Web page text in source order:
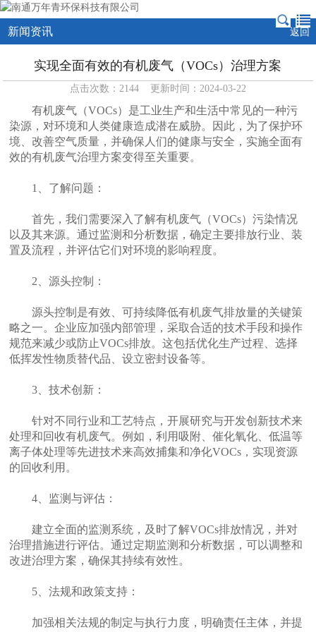
新闻资讯 返回
实现全面有效的有机废气（VOCs）治理方案
点击次数：2144 更新时间：2024-03-22
有机废气（VOCs）是工业生产和生活中常见的一种污
染源，对环境和人类健康造成潜在威胁。因此，为了保护环
境、改善空气质量，并确保人们的健康与安全，实施全面有
效的有机废气治理方案变得至关重要。
1、了解问题：
首先，我们需要深入了解有机废气（VOCs）污染情况
以及其来源。通过监测和分析数据，确定主要排放行业、装
置及流程，并评估它们对环境的影响程度。
2、源头控制：
源头控制是有效、可持续降低有机废气排放量的关键策
略之一。企业应加强内部管理，采取合适的技术手段和操作
规范来减少或防止VOCs排放。这包括优化生产过程、选择
低挥发性物质替代品、设立密封设备等。
3、技术创新：
针对不同行业和工艺特点，开展研究与开发创新技术来
处理和回收有机废气。例如，利用吸附、催化氧化、低温等
离子体处理等先进技术来高效捕集和净化VOCs，实现资源
的回收利用。
4、监测与评估：
建立全面的监测系统，及时了解VOCs排放情况，并对
治理措施进行评估。通过定期监测和分析数据，可以调整和
改进治理方案，确保其持续有效性。
5、法规和政策支持：
加强相关法规的制定与执行力度，明确责任主体，并提